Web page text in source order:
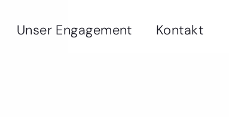
Unser Engagement Kontakt